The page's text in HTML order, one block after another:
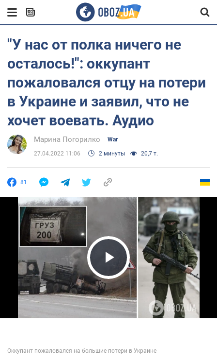
"У нас от полка ничего не
осталось!": оккупант
пожаловался отцу на потери
в Украине и заявил, что не
хочет воевать. Аудио
Марина Погорилко War
27.04.2022 11:06 2 минуты 20,7 т.
81
Play Video